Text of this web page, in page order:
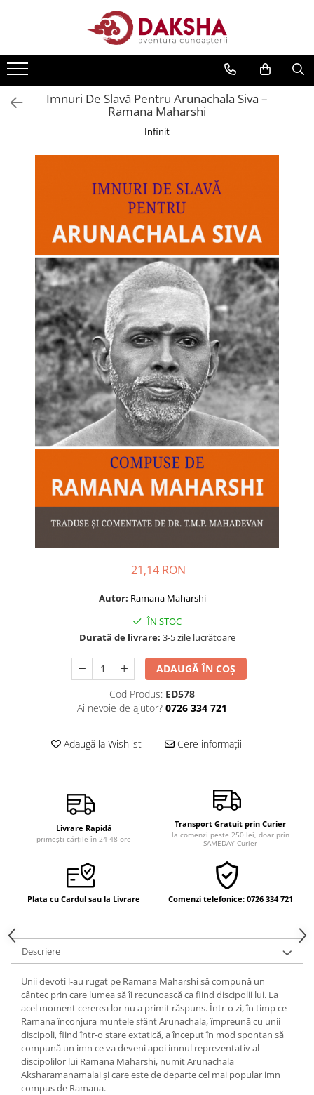
Editura Daksha
Seria Radu Cinamar
Extratereștrii
Transformare spirituală
Psihologie
Dezvoltare personală
Astrologie
Știință
Seria Montauk
Mistere
Seria Chico Xavier
Seria Helena Blavatsky
Umor
Relații de cuplu
Psihologie practică
Sexualitate
Seria Masaru Emoto
Inspiraţie divină
Îngeri
Viaţa de după moarte
Cristale
Yoga
Oracol
Spiritualitate şi ştiinţă
Fără categorie
Cunoaștere
Imnuri De Slavă Pentru Arunachala Siva –
Ramana Maharshi
Infinit
21,14 RON
Autor: Ramana Maharshi
ÎN STOC
Durată de livrare: 3-5 zile lucrătoare
ADAUGĂ ÎN COȘ
Cod Produs: ED578
Ai nevoie de ajutor? 0726 334 721
Adaugă la Wishlist Cere informații
Livrare Rapidă
primești cărțile în 24-48 ore
Transport Gratuit prin Curier
la comenzi peste 250 lei, doar prin
SAMEDAY Curier
Plata cu Cardul sau la Livrare Comenzi telefonice: 0726 334 721
Descriere
Unii devoți l-au rugat pe Ramana Maharshi să compună un
cântec prin care lumea să îi recunoască ca fiind discipolii lui. La
acel moment cererea lor nu a primit răspuns. Într-o zi, în timp ce
Ramana înconjura muntele sfânt Arunachala, împreună cu unii
discipoli, fiind într-o stare extatică, a început în mod spontan să
compună un imn ce va deveni apoi imnul reprezentativ al
discipolilor lui Ramana Maharshi, numit Arunachala
Aksharamanamalai și care este de departe cel mai popular imn
compus de Ramana.